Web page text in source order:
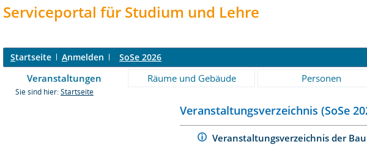
Serviceportal für Studium und Lehre
Startseite Anmelden SoSe 2026
Veranstaltungen Räume und Gebäude Personen
Sie sind hier: Startseite
Veranstaltungsverzeichnis (SoSe
Veranstaltungsverzeichnis der